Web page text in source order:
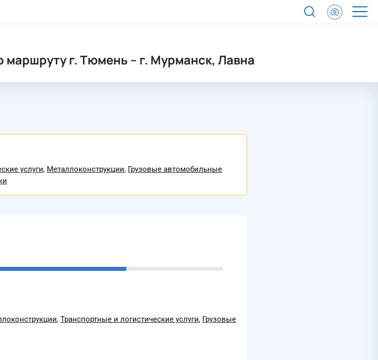
маршруту г. Тюмень – г. Мурманск, Лавна
услуги, Металлоконструкции, Грузовые автомобильные
, Транспортные и логистические услуги, Грузовые